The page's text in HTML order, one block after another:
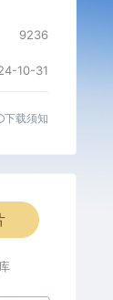
9236
10-31
下载须知